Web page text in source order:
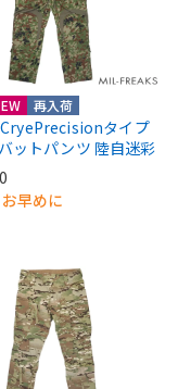
再入荷
タイプ
ットパンツ 陸自迷彩
早めに